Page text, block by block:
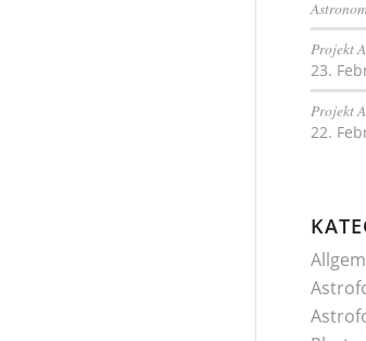
Projekt
23.
Projekt
22.